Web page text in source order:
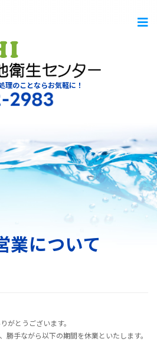
理のことならお気軽に！
業について
がとうございます。
勝手ながら以下の期間を休業といたします。